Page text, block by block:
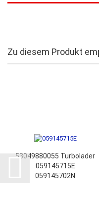
Zu diesem Produkt
53049880055 Turbolader
059145715E
059145702N